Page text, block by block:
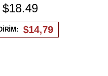
$18.49
$14,79